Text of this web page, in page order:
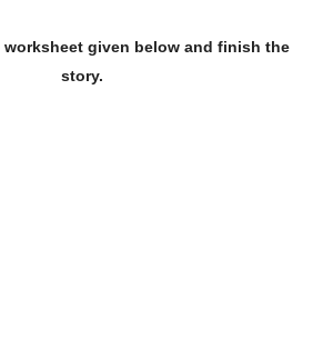
worksheet given below and finish the
story.